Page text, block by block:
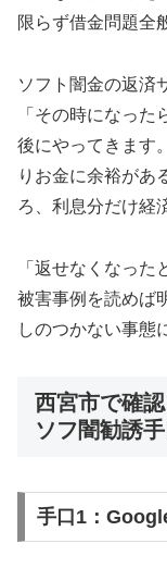
限らず借金問題全
ソフト闇金の返済
「その時になっ
後にやってきます
りお金に余裕があ
ろ、利息分だけ経
「返せなくなっ
被害事例を読めば
しのつかない事態
西宮市で確
ソフ闇勧誘
手口1：